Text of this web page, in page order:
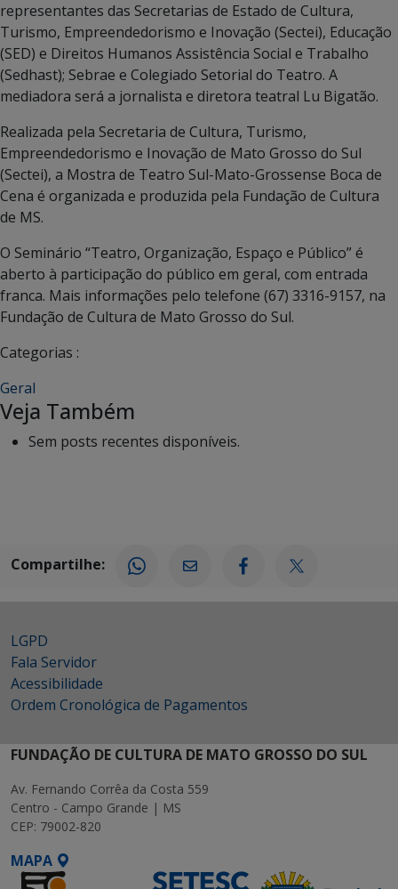
representantes das Secretarias de Estado de Cultura,
Turismo, Empreendedorismo e Inovação (Sectei), Educação
(SED) e Direitos Humanos Assistência Social e Trabalho
(Sedhast); Sebrae e Colegiado Setorial do Teatro. A
mediadora será a jornalista e diretora teatral Lu Bigatão.
Realizada pela Secretaria de Cultura, Turismo,
Empreendedorismo e Inovação de Mato Grosso do Sul
(Sectei), a Mostra de Teatro Sul-Mato-Grossense Boca de
Cena é organizada e produzida pela Fundação de Cultura
de MS.
O Seminário “Teatro, Organização, Espaço e Público” é
aberto à participação do público em geral, com entrada
franca. Mais informações pelo telefone (67) 3316-9157, na
Fundação de Cultura de Mato Grosso do Sul.
Categorias :
Geral
Veja Também
Sem posts recentes disponíveis.
Compartilhe:
LGPD
Fala Servidor
Acessibilidade
Ordem Cronológica de Pagamentos
FUNDAÇÃO DE CULTURA DE MATO GROSSO DO SUL
Av. Fernando Corrêa da Costa 559
Centro - Campo Grande | MS
CEP: 79002-820
MAPA